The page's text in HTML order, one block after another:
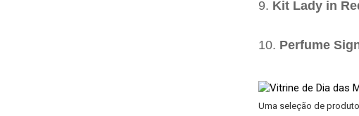
Kit Lady in
Perfume
Uma seleção de